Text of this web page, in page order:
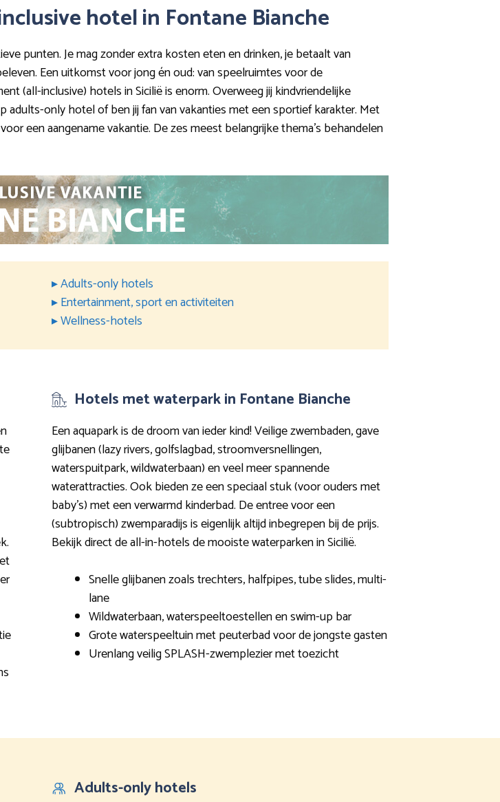
hotel in Fontane Bianche
punten. Je mag zonder extra kosten eten en drinken, je betaalt van
Een uitkomst voor jong én oud: van speelruimtes voor de
(all-inclusive) hotels in Sicilië is enorm. Overweeg jij kindvriendelijke
only hotel of ben jij fan van vakanties met een sportief karakter. Met
een aangename vakantie. De zes meest belangrijke thema’s behandelen
▸ Adults-only hotels
▸ Entertainment, sport en activiteiten
▸ Wellness-hotels
Hotels met waterpark in Fontane Bianche
Een aquapark is de droom van ieder kind! Veilige zwembaden, gave
glijbanen (lazy rivers, golfslagbad, stroomversnellingen,
waterspuitpark, wildwaterbaan) en veel meer spannende
waterattracties. Ook bieden ze een speciaal stuk (voor ouders met
baby’s) met een verwarmd kinderbad. De entree voor een
(subtropisch) zwemparadijs is eigenlijk altijd inbegrepen bij de prijs.
Bekijk direct de all-in-hotels de mooiste waterparken in Sicilië.
Snelle glijbanen zoals trechters, halfpipes, tube slides, multi-
lane
Wildwaterbaan, waterspeeltoestellen en swim-up bar
Grote waterspeeltuin met peuterbad voor de jongste gasten
Urenlang veilig SPLASH-zwemplezier met toezicht
Adults-only hotels